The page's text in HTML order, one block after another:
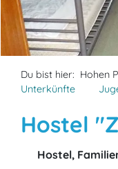
Du bist hier: Hohen
Unterkünfte
Hostel
Hostel,